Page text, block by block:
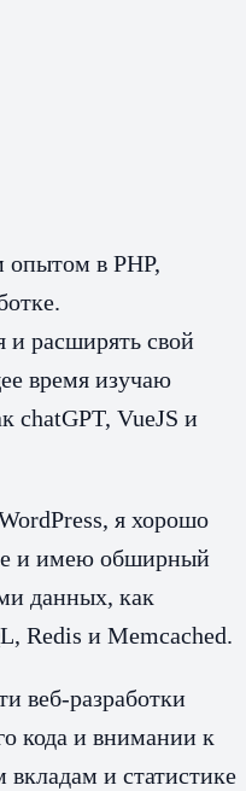
опытом в PHP,
и расширять свой
время изучаю
chatGPT, VueJS и
я хорошо
и имею обширный
данных, как
Redis и Memcached.
веб-разработки
кода и внимании к
и статистике